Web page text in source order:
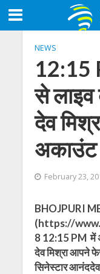
NEWS
12:15
से
देव
अकाउंट
February 23,
BHOJPURI
(https://
8 12:15 PM में
देव मिश्रा आपने
सिनेस्टार